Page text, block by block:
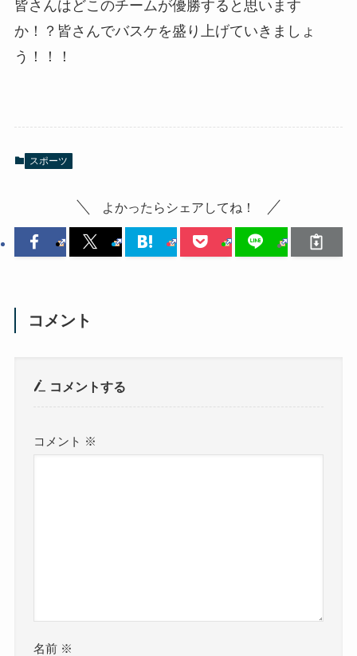
皆さんはどこのチームが優勝すると思います
か！？皆さんでバスケを盛り上げていきましょ
う！！！
スポーツ
よかったらシェアしてね！
コメント
コメントする
コメント ※
名前 ※